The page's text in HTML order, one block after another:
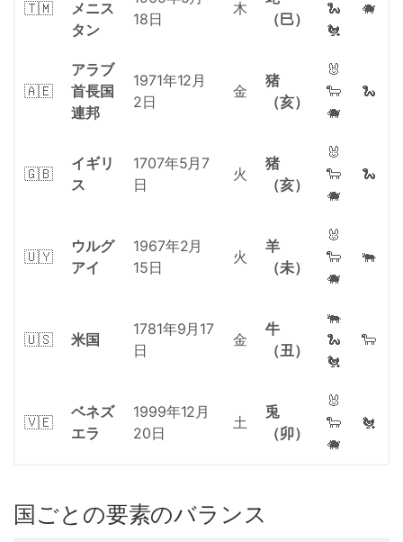
🇹🇲
メニス
タン
18日
木
（巳）
🐍
🐔
🐗
🇦🇪
アラブ
首長国
連邦
1971年12月
2日
金
猪
（亥）
🐰
🐑
🐗
🐍
🇬🇧
イギリ
ス
1707年5月7
日
火
猪
（亥）
🐰
🐑
🐗
🐍
🇺🇾
ウルグ
アイ
1967年2月
15日
火
羊
（未）
🐰
🐑
🐗
🐃
🇺🇸 米国
1781年9月17
日
金
牛
（丑）
🐃
🐍
🐔
🐑
🇻🇪
ベネズ
エラ
1999年12月
20日
土
兎
（卯）
🐰
🐑
🐗
🐔
国ごとの要素のバランス